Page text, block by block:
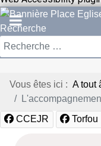
Recherche
Vous êtes ici : A tout
CCEJR Torfou